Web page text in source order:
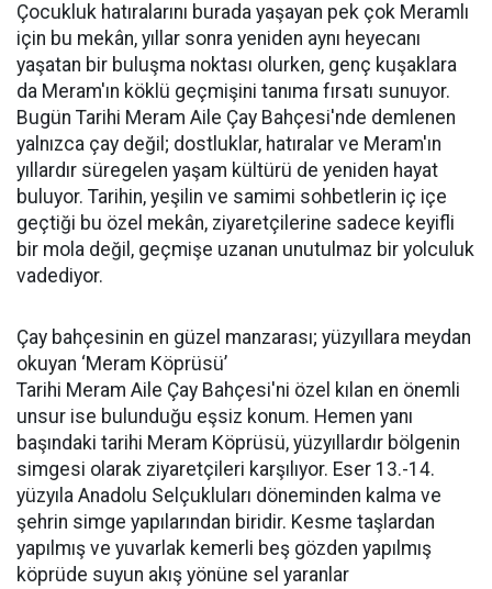
Çocukluk hatıralarını burada yaşayan pek çok Meramlı
için bu mekân, yıllar sonra yeniden aynı heyecanı
yaşatan bir buluşma noktası olurken, genç kuşaklara
da Meram'ın köklü geçmişini tanıma fırsatı sunuyor.
Bugün Tarihi Meram Aile Çay Bahçesi'nde demlenen
yalnızca çay değil; dostluklar, hatıralar ve Meram'ın
yıllardır süregelen yaşam kültürü de yeniden hayat
buluyor. Tarihin, yeşilin ve samimi sohbetlerin iç içe
geçtiği bu özel mekân, ziyaretçilerine sadece keyifli
bir mola değil, geçmişe uzanan unutulmaz bir yolculuk
vadediyor.
Çay bahçesinin en güzel manzarası; yüzyıllara meydan
okuyan ‘Meram Köprüsü’
Tarihi Meram Aile Çay Bahçesi'ni özel kılan en önemli
unsur ise bulunduğu eşsiz konum. Hemen yanı
başındaki tarihi Meram Köprüsü, yüzyıllardır bölgenin
simgesi olarak ziyaretçileri karşılıyor. Eser 13.-14.
yüzyıla Anadolu Selçukluları döneminden kalma ve
şehrin simge yapılarından biridir. Kesme taşlardan
yapılmış ve yuvarlak kemerli beş gözden yapılmış
köprüde suyun akış yönüne sel yaranlar